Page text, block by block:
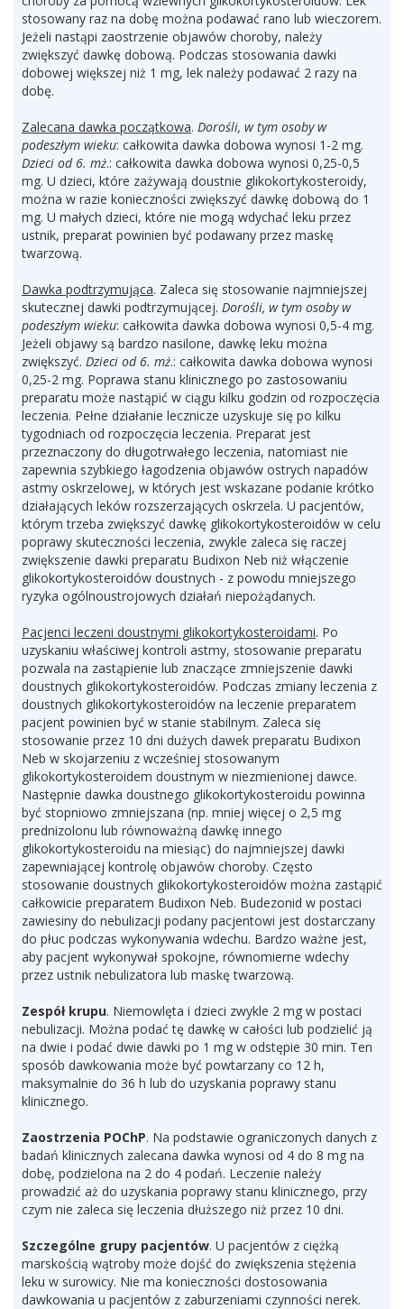
stosowany raz na dobę można podawać rano lub wieczorem.
Jeżeli nastąpi zaostrzenie objawów choroby, należy
zwiększyć dawkę dobową. Podczas stosowania dawki
dobowej większej niż 1 mg, lek należy podawać 2 razy na
dobę.
Zalecana dawka początkowa. Dorośli, w tym osoby w
podeszłym wieku: całkowita dawka dobowa wynosi 1-2 mg.
Dzieci od 6. mż.: całkowita dawka dobowa wynosi 0,25-0,5
mg. U dzieci, które zażywają doustnie glikokortykosteroidy,
można w razie konieczności zwiększyć dawkę dobową do 1
mg. U małych dzieci, które nie mogą wdychać leku przez
ustnik, preparat powinien być podawany przez maskę
twarzową.
Dawka podtrzymująca. Zaleca się stosowanie najmniejszej
skutecznej dawki podtrzymującej. Dorośli, w tym osoby w
podeszłym wieku: całkowita dawka dobowa wynosi 0,5-4 mg.
Jeżeli objawy są bardzo nasilone, dawkę leku można
zwiększyć. Dzieci od 6. mż.: całkowita dawka dobowa wynosi
0,25-2 mg. Poprawa stanu klinicznego po zastosowaniu
preparatu może nastąpić w ciągu kilku godzin od rozpoczęcia
leczenia. Pełne działanie lecznicze uzyskuje się po kilku
tygodniach od rozpoczęcia leczenia. Preparat jest
przeznaczony do długotrwałego leczenia, natomiast nie
zapewnia szybkiego łagodzenia objawów ostrych napadów
astmy oskrzelowej, w których jest wskazane podanie krótko
działających leków rozszerzających oskrzela. U pacjentów,
którym trzeba zwiększyć dawkę glikokortykosteroidów w celu
poprawy skuteczności leczenia, zwykle zaleca się raczej
zwiększenie dawki preparatu Budixon Neb niż włączenie
glikokortykosteroidów doustnych - z powodu mniejszego
ryzyka ogólnoustrojowych działań niepożądanych.
Pacjenci leczeni doustnymi glikokortykosteroidami. Po
uzyskaniu właściwej kontroli astmy, stosowanie preparatu
pozwala na zastąpienie lub znaczące zmniejszenie dawki
doustnych glikokortykosteroidów. Podczas zmiany leczenia z
doustnych glikokortykosteroidów na leczenie preparatem
pacjent powinien być w stanie stabilnym. Zaleca się
stosowanie przez 10 dni dużych dawek preparatu Budixon
Neb w skojarzeniu z wcześniej stosowanym
glikokortykosteroidem doustnym w niezmienionej dawce.
Następnie dawka doustnego glikokortykosteroidu powinna
być stopniowo zmniejszana (np. mniej więcej o 2,5 mg
prednizolonu lub równoważną dawkę innego
glikokortykosteroidu na miesiąc) do najmniejszej dawki
zapewniającej kontrolę objawów choroby. Często
stosowanie doustnych glikokortykosteroidów można zastąpić
całkowicie preparatem Budixon Neb. Budezonid w postaci
zawiesiny do nebulizacji podany pacjentowi jest dostarczany
do płuc podczas wykonywania wdechu. Bardzo ważne jest,
aby pacjent wykonywał spokojne, równomierne wdechy
przez ustnik nebulizatora lub maskę twarzową.
Zespół krupu. Niemowlęta i dzieci zwykle 2 mg w postaci
nebulizacji. Można podać tę dawkę w całości lub podzielić ją
na dwie i podać dwie dawki po 1 mg w odstępie 30 min. Ten
sposób dawkowania może być powtarzany co 12 h,
maksymalnie do 36 h lub do uzyskania poprawy stanu
klinicznego.
Zaostrzenia POChP. Na podstawie ograniczonych danych z
badań klinicznych zalecana dawka wynosi od 4 do 8 mg na
dobę, podzielona na 2 do 4 podań. Leczenie należy
prowadzić aż do uzyskania poprawy stanu klinicznego, przy
czym nie zaleca się leczenia dłuższego niż przez 10 dni.
Szczególne grupy pacjentów. U pacjentów z ciężką
marskością wątroby może dojść do zwiększenia stężenia
leku w surowicy. Nie ma konieczności dostosowania
dawkowania u pacjentów z zaburzeniami czynności nerek.